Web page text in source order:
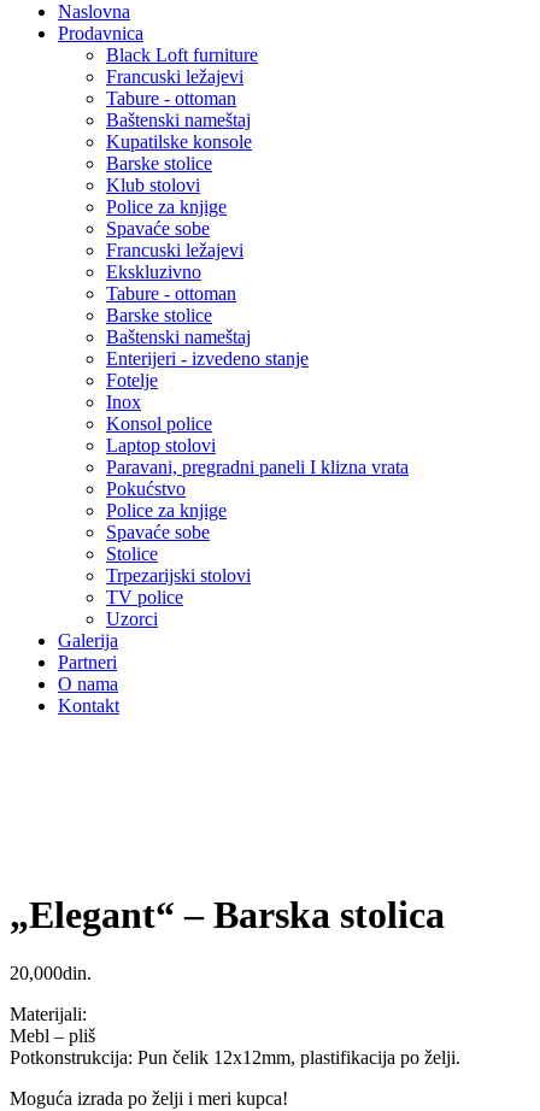
Naslovna
Prodavnica
Black Loft furniture
Francuski ležajevi
Tabure - ottoman
Baštenski nameštaj
Kupatilske konsole
Barske stolice
Klub stolovi
Police za knjige
Spavaće sobe
Francuski ležajevi
Ekskluzivno
Tabure - ottoman
Barske stolice
Baštenski nameštaj
Enterijeri - izvedeno stanje
Fotelje
Inox
Konsol police
Laptop stolovi
Paravani, pregradni paneli I klizna vrata
Pokućstvo
Police za knjige
Spavaće sobe
Stolice
Trpezarijski stolovi
TV police
Uzorci
Galerija
Partneri
O nama
Kontakt
„Elegant“ – Barska stolica
20,000din.
Materijali:
Mebl – pliš
Potkonstrukcija: Pun čelik 12x12mm, plastifikacija po želji.
Moguća izrada po želji i meri kupca!